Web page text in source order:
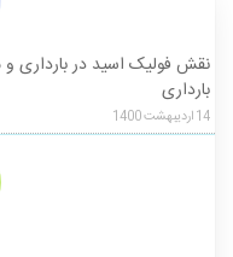
بارداری
14اردیبهشت1400